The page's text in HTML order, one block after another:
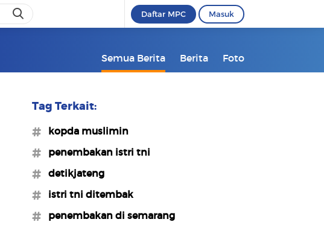
Daftar MPC Masuk
Semua Berita Berita Foto
Tag Terkait:
#kopda muslimin
#penembakan istri tni
#detikjateng
#istri tni ditembak
#penembakan di semarang